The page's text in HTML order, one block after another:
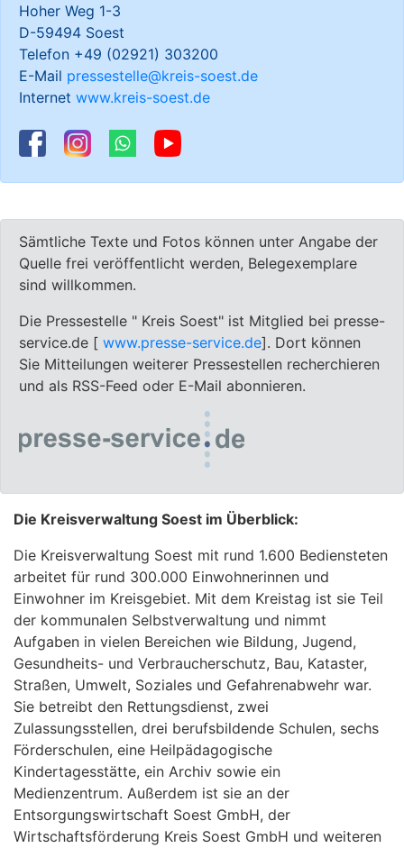
Hoher Weg 1-3
D-59494 Soest
Telefon +49 (02921) 303200
E-Mail pressestelle@kreis-soest.de
Internet www.kreis-soest.de
Sämtliche Texte und Fotos können unter Angabe der
Quelle frei veröffentlicht werden, Belegexemplare
sind willkommen.
Die Pressestelle " Kreis Soest" ist Mitglied bei presse-
service.de [ www.presse-service.de]. Dort können
Sie Mitteilungen weiterer Pressestellen recherchieren
und als RSS-Feed oder E-Mail abonnieren.
Die Kreisverwaltung Soest im Überblick:
Die Kreisverwaltung Soest mit rund 1.600 Bediensteten
arbeitet für rund 300.000 Einwohnerinnen und
Einwohner im Kreisgebiet. Mit dem Kreistag ist sie Teil
der kommunalen Selbstverwaltung und nimmt
Aufgaben in vielen Bereichen wie Bildung, Jugend,
Gesundheits- und Verbraucherschutz, Bau, Kataster,
Straßen, Umwelt, Soziales und Gefahrenabwehr war.
Sie betreibt den Rettungsdienst, zwei
Zulassungsstellen, drei berufsbildende Schulen, sechs
Förderschulen, eine Heilpädagogische
Kindertagesstätte, ein Archiv sowie ein
Medienzentrum. Außerdem ist sie an der
Entsorgungswirtschaft Soest GmbH, der
Wirtschaftsförderung Kreis Soest GmbH und weiteren